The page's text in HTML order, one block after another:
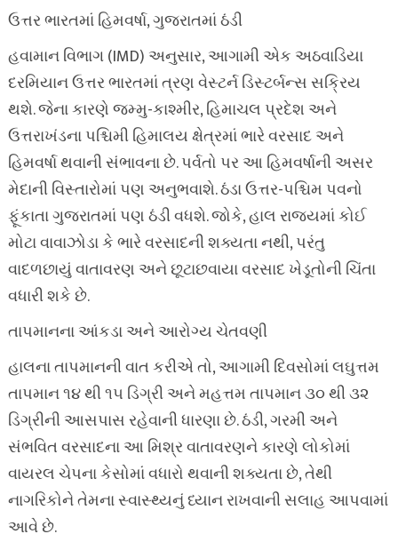
ઉત્તર ભારતમાં હિમવર્ષા, ગુજરાતમાં ઠંડી
હવામાન વિભાગ (IMD) અનુસાર, આગામી એક અઠવાડિયા
દરમિયાન ઉત્તર ભારતમાં ત્રણ વેસ્ટર્ન ડિસ્ટર્બન્સ સક્રિય
થશે. જેના કારણે જમ્મુ-કાશ્મીર, હિમાચલ પ્રદેશ અને
ઉત્તરાખંડના પશ્ચિમી હિમાલય ક્ષેત્રમાં ભારે વરસાદ અને
હિમવર્ષા થવાની સંભાવના છે. પર્વતો પર આ હિમવર્ષાની અસર
મેદાની વિસ્તારોમાં પણ અનુભવાશે. ઠંડા ઉત્તર-પશ્ચિમ પવનો
ફૂંકાતા ગુજરાતમાં પણ ઠંડી વધશે. જોકે, હાલ રાજ્યમાં કોઈ
મોટા વાવાઝોડા કે ભારે વરસાદની શક્યતા નથી, પરંતુ
વાદળછાયું વાતાવરણ અને છૂટાછવાયા વરસાદ ખેડૂતોની ચિંતા
વધારી શકે છે.
તાપમાનના આંકડા અને આરોગ્ય ચેતવણી
હાલના તાપમાનની વાત કરીએ તો, આગામી દિવસોમાં લઘુત્તમ
તાપમાન ૧૪ થી ૧૫ ડિગ્રી અને મહત્તમ તાપમાન ૩૦ થી ૩૨
ડિગ્રીની આસપાસ રહેવાની ધારણા છે. ઠંડી, ગરમી અને
સંભવિત વરસાદના આ મિશ્ર વાતાવરણને કારણે લોકોમાં
વાયરલ ચેપના કેસોમાં વધારો થવાની શક્યતા છે, તેથી
નાગરિકોને તેમના સ્વાસ્થ્યનું ધ્યાન રાખવાની સલાહ આપવામાં
આવે છે.